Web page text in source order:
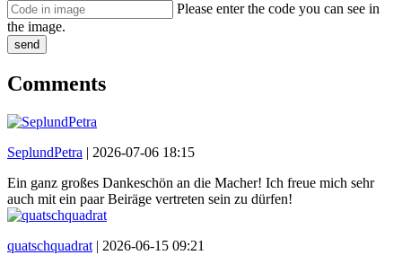
Please enter the code you can see in
the image.
send
Comments
SeplundPetra | 2026-07-06 18:15
Ein ganz großes Dankeschön an die Macher! Ich freue mich sehr
auch mit ein paar Beiräge vertreten sein zu dürfen!
quatschquadrat | 2026-06-15 09:21